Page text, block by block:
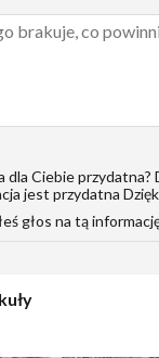
dla Ciebie przydatna?
jest przydatna
głos na tą